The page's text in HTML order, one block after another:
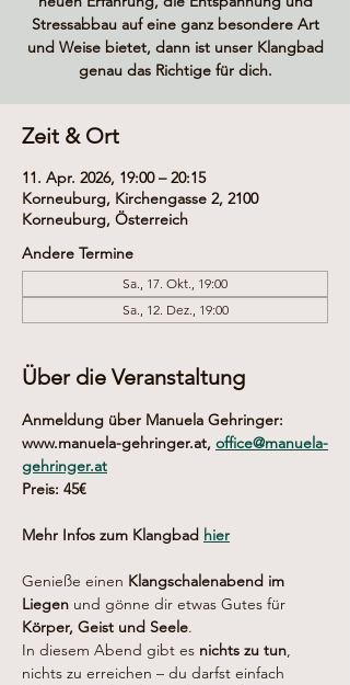
Stressabbau auf eine ganz besondere Art
und Weise bietet, dann ist unser Klangbad
genau das Richtige für dich.
Zeit & Ort
11. Apr. 2026, 19:00 – 20:15
Korneuburg, Kirchengasse 2, 2100
Korneuburg, Österreich
Andere Termine
Sa., 17. Okt., 19:00
Sa., 12. Dez., 19:00
Über die Veranstaltung
Anmeldung über Manuela Gehringer:
www.manuela-gehringer.at, office@manuela-
gehringer.at
Preis: 45€
Mehr Infos zum Klangbad hier
Genieße einen Klangschalenabend im
Liegen und gönne dir etwas Gutes für
Körper, Geist und Seele.
In diesem Abend gibt es nichts zu tun,
nichts zu erreichen – du darfst einfach